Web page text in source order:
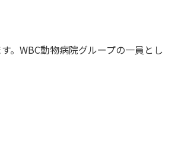
。WBC動物病院グループの一員とし